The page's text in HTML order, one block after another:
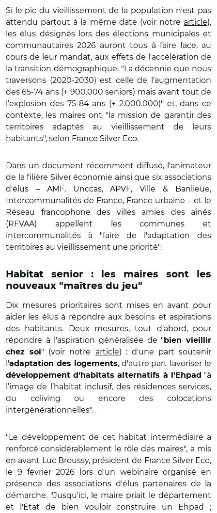
Si le pic du vieillissement de la population n'est pas
attendu partout à la même date (voir notre article),
les élus désignés lors des élections municipales et
communautaires 2026 auront tous à faire face, au
cours de leur mandat, aux effets de l'accélération de
la transition démographique. "La décennie que nous
traversons (2020-2030) est celle de l’augmentation
des 65-74 ans (+ 900.000 seniors) mais avant tout de
l’explosion des 75-84 ans (+ 2.000.000)" et, dans ce
contexte, les maires ont "la mission de garantir des
territoires adaptés au vieillissement de leurs
habitants", selon France Silver Eco.
Dans un document récemment diffusé, l'animateur
de la filière Silver économie ainsi que six associations
d'élus – AMF, Unccas, APVF, Ville & Banlieue,
Intercommunalités de France, France urbaine – et le
Réseau francophone des villes amies des aînés
(RFVAA) appellent les communes et
intercommunalités à "faire de l'adaptation des
territoires au vieillissement une priorité".
Habitat senior : les maires sont les
nouveaux "maîtres du jeu"
Dix mesures prioritaires sont mises en avant pour
aider les élus à répondre aux besoins et aspirations
des habitants. Deux mesures, tout d'abord, pour
répondre à l'aspiration généralisée de " bien vieillir
chez soi" (voir notre article) : d'une part soutenir
l'adaptation des logements, d'autre part favoriser le
développement d'habitats alternatifs à l'Ehpad "à
l’image de l’habitat inclusif, des résidences services,
du coliving ou encore des colocations
intergénérationnelles".
"Le développement de cet habitat intermédiaire a
renforcé considérablement le rôle des maires", a mis
en avant Luc Broussy, président de France Silver Eco,
le 9 février 2026 lors d'un webinaire organisé en
présence des associations d'élus partenaires de la
démarche. "Jusqu'ici, le maire priait le département
et l'État de bien vouloir construire un Ehpad ;